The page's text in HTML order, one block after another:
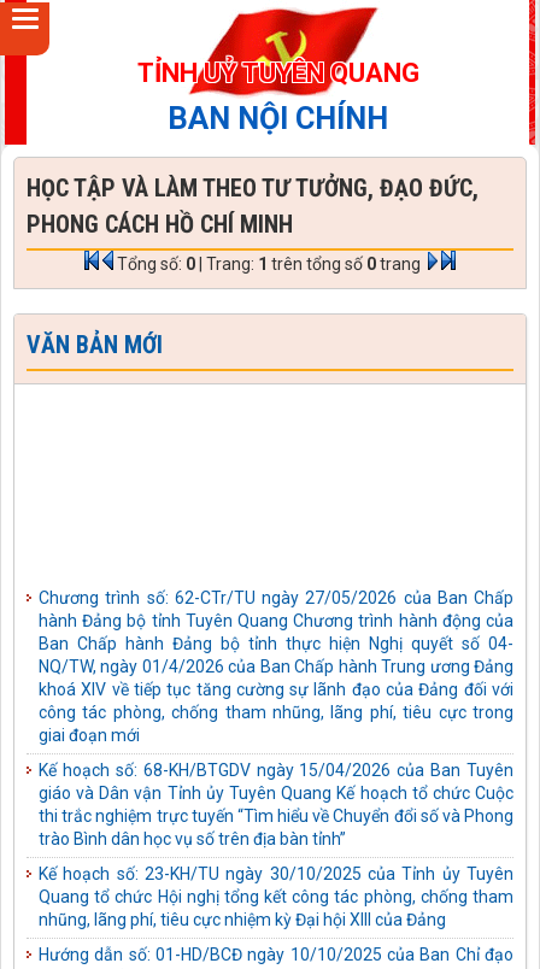
TỈNH UỶ TUYÊN QUANG
BAN NỘI CHÍNH
HỌC TẬP VÀ LÀM THEO TƯ TƯỞNG, ĐẠO ĐỨC,
PHONG CÁCH HỒ CHÍ MINH
Tổng số: 0| Trang: 1 trên tổng số 0trang
VĂN BẢN MỚI
hành Đảng bộ tỉnh Tuyên Quang Chương trình hành động của
Ban Chấp hành Đảng bộ tỉnh thực hiện Nghị quyết số 04-
NQ/TW, ngày 01/4/2026 của Ban Chấp hành Trung ương Đảng
khoá XIV về tiếp tục tăng cường sự lãnh đạo của Đảng đối với
công tác phòng, chống tham nhũng, lãng phí, tiêu cực trong
giai đoạn mới
Kế hoạch số: 68-KH/BTGDV ngày 15/04/2026 của Ban Tuyên
giáo và Dân vận Tỉnh ủy Tuyên Quang Kế hoạch tổ chức Cuộc
thi trắc nghiệm trực tuyến “Tìm hiểu về Chuyển đổi số và Phong
trào Bình dân học vụ số trên địa bàn tỉnh”
Kế hoạch số: 23-KH/TU ngày 30/10/2025 của Tỉnh ủy Tuyên
Quang tổ chức Hội nghị tổng kết công tác phòng, chống tham
nhũng, lãng phí, tiêu cực nhiệm kỳ Đại hội XIII của Đảng
Hướng dẫn số: 01-HD/BCĐ ngày 10/10/2025 của Ban Chỉ đạo
phòng, chống tham nhũng, lãng phí, tiêu cực tỉnh về quy trình